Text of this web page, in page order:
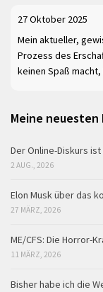
27 Oktober 2025
Mein aktueller,
Prozess des
keinen Spaß macht,
Meine
Der Online-Diskurs
2 AUG., 2026
Elon Musk über das
27 MÄRZ, 2026
ME/CFS: Die Horror-
11 MÄRZ, 2026
Bisher habe ich die